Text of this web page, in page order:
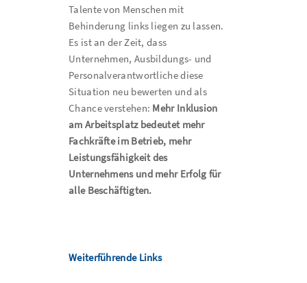
Talente von Menschen mit
Behinderung links liegen zu lassen.
Es ist an der Zeit, dass
Unternehmen, Ausbildungs- und
Personalverantwortliche diese
Situation neu bewerten und als
Chance verstehen: Mehr Inklusion
am Arbeitsplatz bedeutet mehr
Fachkräfte im Betrieb, mehr
Leistungsfähigkeit des
Unternehmens und mehr Erfolg für
alle Beschäftigten.
Weiterführende Links